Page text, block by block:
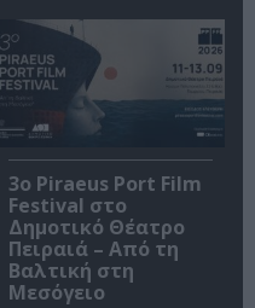
3o Piraeus Port Film
Festival στο
Δημοτικό Θέατρο
Πειραιά – Από τη
Βαλτική στη
Μεσόγειο